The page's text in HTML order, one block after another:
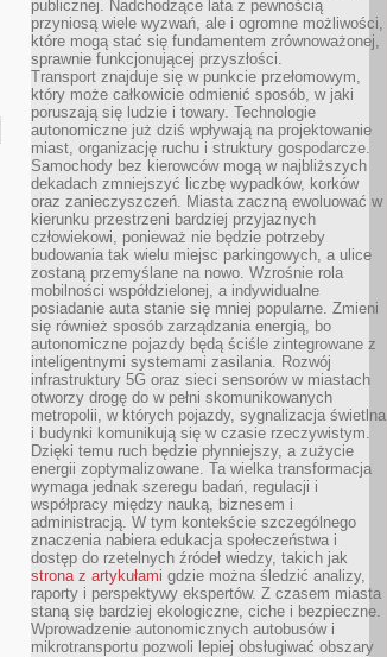
publicznej. Nadchodzące lata z pewnością
przyniosą wiele wyzwań, ale i ogromne możliwości,
które mogą stać się fundamentem zrównoważonej,
sprawnie funkcjonującej przyszłości.
Transport znajduje się w punkcie przełomowym,
który może całkowicie odmienić sposób, w jaki
poruszają się ludzie i towary. Technologie
autonomiczne już dziś wpływają na projektowanie
miast, organizację ruchu i struktury gospodarcze.
Samochody bez kierowców mogą w najbliższych
dekadach zmniejszyć liczbę wypadków, korków
oraz zanieczyszczeń. Miasta zaczną ewoluować w
kierunku przestrzeni bardziej przyjaznych
człowiekowi, ponieważ nie będzie potrzeby
budowania tak wielu miejsc parkingowych, a ulice
zostaną przemyślane na nowo. Wzrośnie rola
mobilności współdzielonej, a indywidualne
posiadanie auta stanie się mniej popularne. Zmieni
się również sposób zarządzania energią, bo
autonomiczne pojazdy będą ściśle zintegrowane z
inteligentnymi systemami zasilania. Rozwój
infrastruktury 5G oraz sieci sensorów w miastach
otworzy drogę do w pełni skomunikowanych
metropolii, w których pojazdy, sygnalizacja świetlna
i budynki komunikują się w czasie rzeczywistym.
Dzięki temu ruch będzie płynniejszy, a zużycie
energii zoptymalizowane. Ta wielka transformacja
wymaga jednak szeregu badań, regulacji i
współpracy między nauką, biznesem i
administracją. W tym kontekście szczególnego
znaczenia nabiera edukacja społeczeństwa i
dostęp do rzetelnych źródeł wiedzy, takich jak
strona z artykułami gdzie można śledzić analizy,
raporty i perspektywy ekspertów. Z czasem miasta
staną się bardziej ekologiczne, ciche i bezpieczne.
Wprowadzenie autonomicznych autobusów i
mikrotransportu pozwoli lepiej obsługiwać obszary